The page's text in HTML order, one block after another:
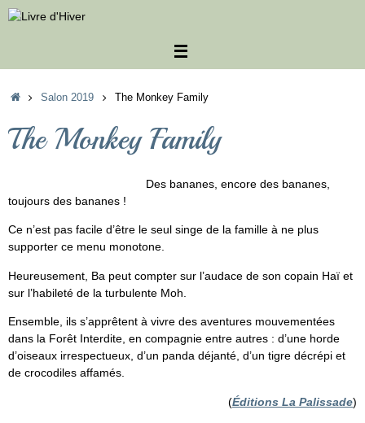
Passer
au
Accueil
Salon 2019 The Monkey Family
The Monkey Family
Des bananes, encore des bananes,
toujours des bananes !
Ce n’est pas facile d’être le seul singe de la famille à ne plus
supporter ce menu monotone.
Heureusement, Ba peut compter sur l’audace de son copain Haï et
sur l’habileté de la turbulente Moh.
Ensemble, ils s’apprêtent à vivre des aventures mouvementées
dans la Forêt Interdite, en compagnie entre autres : d’une horde
d’oiseaux irrespectueux, d’un panda déjanté, d’un tigre décrépi et
de crocodiles affamés.
(Éditions La Palissade)